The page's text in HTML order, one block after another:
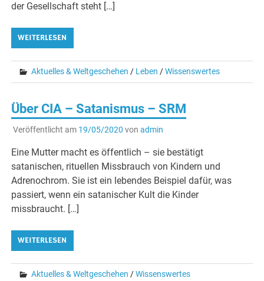
der Gesellschaft steht […]
WEITERLESEN
Aktuelles & Weltgeschehen / Leben /Wissenswertes
Über CIA – Satanismus – SRM
Veröffentlicht am 19/05/2020 von admin
Eine Mutter macht es öffentlich – sie bestätigt
satanischen, rituellen Missbrauch von Kindern und
Adrenochrom. Sie ist ein lebendes Beispiel dafür, was
passiert, wenn ein satanischer Kult die Kinder
missbraucht. […]
WEITERLESEN
Aktuelles & Weltgeschehen /Wissenswertes